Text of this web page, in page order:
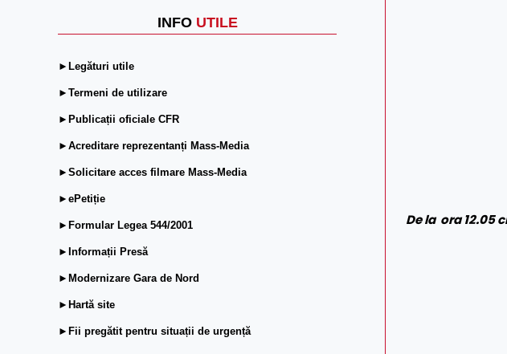
INFO UTILE
►Legături utile
►Termeni de utilizare
►Publicații oficiale CFR
►Acreditare reprezentanți Mass-Media
►Solicitare acces filmare Mass-Media
►ePetiție
►Formular Legea 544/2001
►Informații Presă
►Modernizare Gara de Nord
►Hartă site
►Fii pregătit pentru situații de urgență
De la ora 12.05